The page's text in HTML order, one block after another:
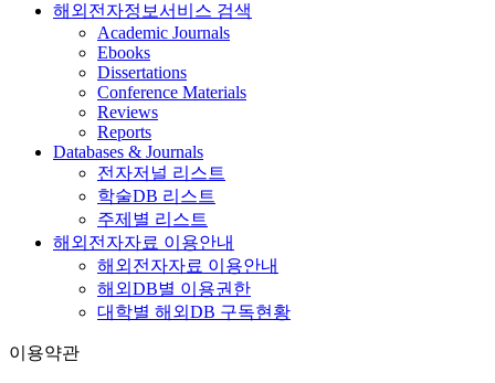
해외전자정보서비스 검색
Academic Journals
Ebooks
Dissertations
Conference Materials
Reviews
Reports
Databases & Journals
전자저널 리스트
학술DB 리스트
주제별 리스트
해외전자자료 이용안내
해외전자자료 이용안내
해외DB별 이용권한
대학별 해외DB 구독현황
이용약관